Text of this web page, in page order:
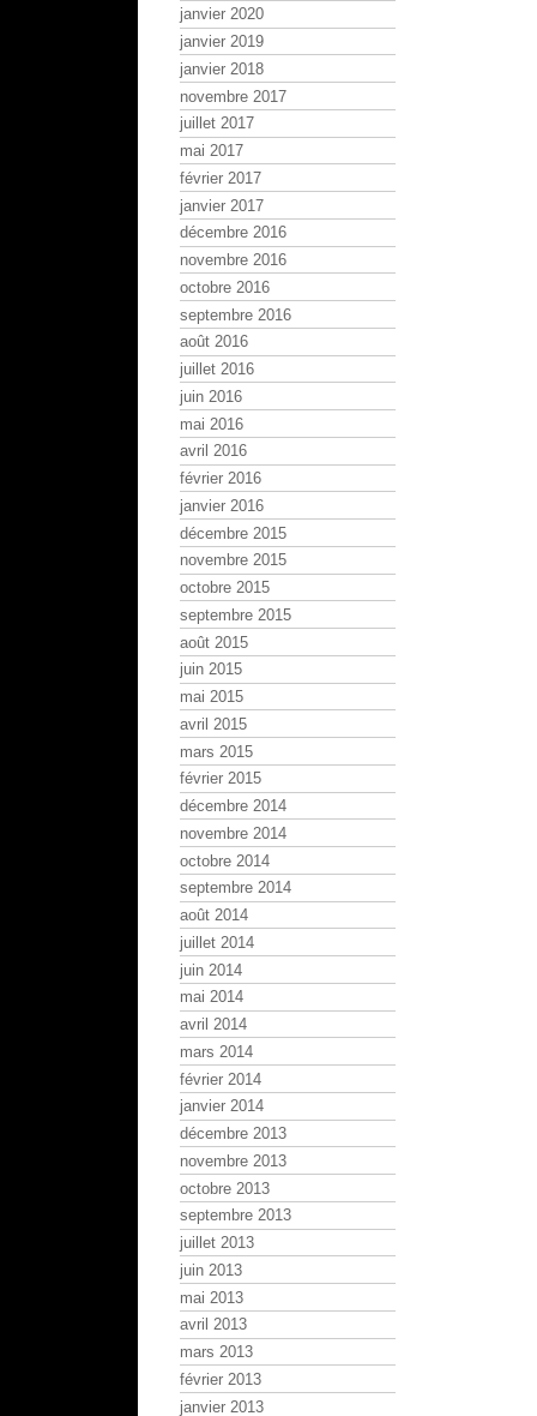
janvier 2020
janvier 2019
janvier 2018
novembre 2017
juillet 2017
mai 2017
février 2017
janvier 2017
décembre 2016
novembre 2016
octobre 2016
septembre 2016
août 2016
juillet 2016
juin 2016
mai 2016
avril 2016
février 2016
janvier 2016
décembre 2015
novembre 2015
octobre 2015
septembre 2015
août 2015
juin 2015
mai 2015
avril 2015
mars 2015
février 2015
décembre 2014
novembre 2014
octobre 2014
septembre 2014
août 2014
juillet 2014
juin 2014
mai 2014
avril 2014
mars 2014
février 2014
janvier 2014
décembre 2013
novembre 2013
octobre 2013
septembre 2013
juillet 2013
juin 2013
mai 2013
avril 2013
mars 2013
février 2013
janvier 2013